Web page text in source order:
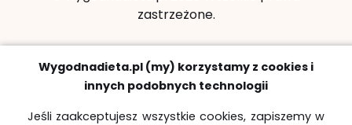
zastrzeżone.
Metody płatności:
Wygodnadieta.pl (my) korzystamy z cookies i
innych podobnych technologii
Jeśli zaakceptujesz wszystkie cookies, zapiszemy w